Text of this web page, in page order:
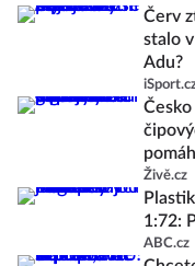
Červ
stalo
Adu?
Živě.cz
1:72:
ABC.cz